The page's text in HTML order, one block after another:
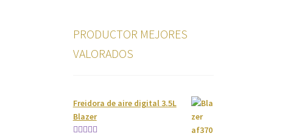
PRODUCTOR MEJORES
VALORADOS
Freidora de aire digital 3.5L
Blazer